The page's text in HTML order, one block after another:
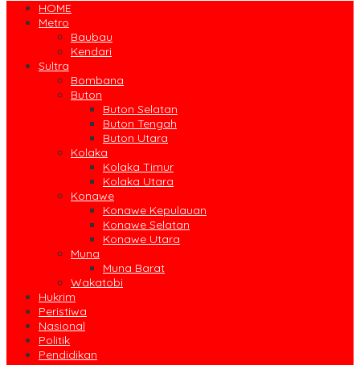
HOME
Metro
Baubau
Kendari
Sultra
Bombana
Buton
Buton Selatan
Buton Tengah
Buton Utara
Kolaka
Kolaka Timur
Kolaka Utara
Konawe
Konawe Kepulauan
Konawe Selatan
Konawe Utara
Muna
Muna Barat
Wakatobi
Hukrim
Peristiwa
Nasional
Politik
Pendidikan